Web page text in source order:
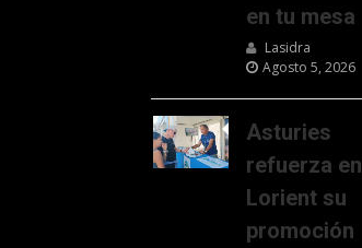
en tu mesa
Lasidra
Agosto 5, 2026
Asturies
refuerza en
Lorient su
promoción